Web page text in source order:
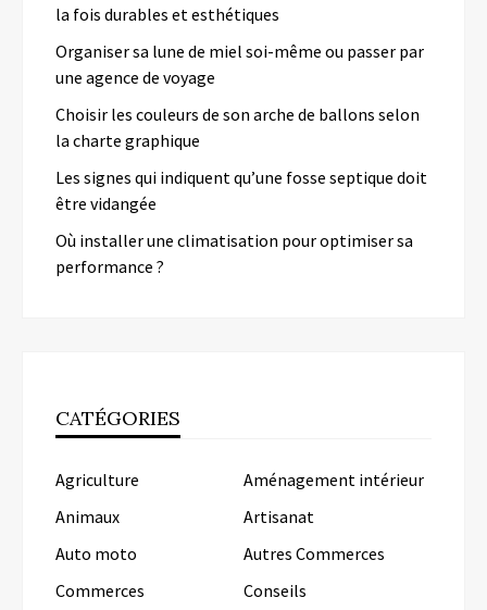
la fois durables et esthétiques
Organiser sa lune de miel soi-même ou passer par
une agence de voyage
Choisir les couleurs de son arche de ballons selon
la charte graphique
Les signes qui indiquent qu’une fosse septique doit
être vidangée
Où installer une climatisation pour optimiser sa
performance ?
CATÉGORIES
Agriculture
Aménagement intérieur
Animaux
Artisanat
Auto moto
Autres Commerces
Commerces
Conseils